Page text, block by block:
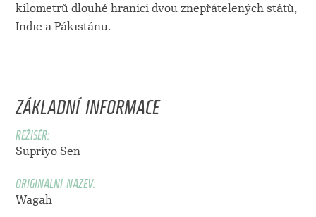
kilometrů dlouhé hranici dvou znepřátelených států,
Indie a Pákistánu.
ZÁKLADNÍ INFORMACE
REŽISÉR:
Supriyo Sen
ORIGINÁLNÍ NÁZEV:
Wagah